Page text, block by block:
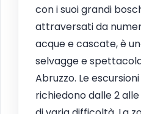
con i suoi grandi
attraversati da
acque e cascate, è
selvagge e
Abruzzo. Le
richiedono dalle 2